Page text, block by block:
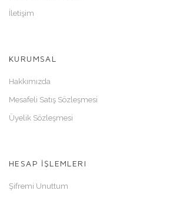
İletişim
KURUMSAL
Hakkımızda
Mesafeli Satış Sözleşmesi
Üyelik Sözleşmesi
HESAP İŞLEMLERI
Şifremi Unuttum